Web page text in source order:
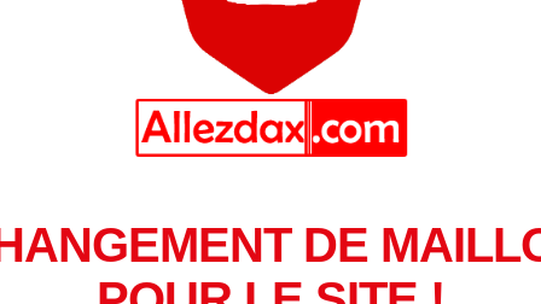
DE